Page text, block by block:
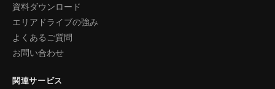
資料ダウンロード
エリアドライブの強み
よくあるご質問
お問い合わせ
関連サービス